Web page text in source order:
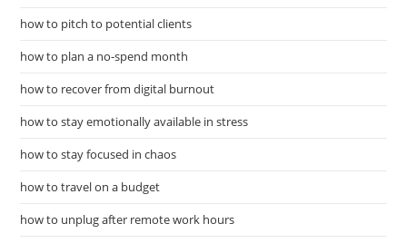
how to pitch to potential clients
how to plan a no-spend month
how to recover from digital burnout
how to stay emotionally available in stress
how to stay focused in chaos
how to travel on a budget
how to unplug after remote work hours